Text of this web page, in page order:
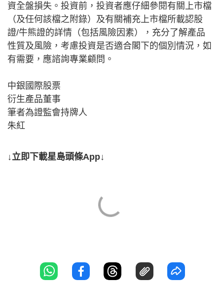
資全盤損失。投資前，投資者應仔細參閱有關上市檔
（及任何該檔之附錄）及有關補充上市檔所載認股
證/牛熊證的詳情（包括風險因素），充分了解產品
性質及風險，考慮投資是否適合閣下的個別情況，如
有需要，應諮詢專業顧問。
中銀國際股票
衍生產品董事
筆者為證監會持牌人
朱紅
↓立即下載星島頭條App↓